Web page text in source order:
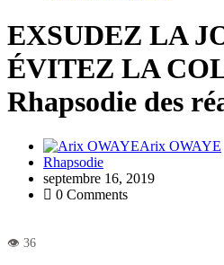
EXSUDEZ LA
ÉVITEZ LA
Rhapsodie des
Arix OWAYE
Rhapsodie
septembre 16, 2019
0 Comments